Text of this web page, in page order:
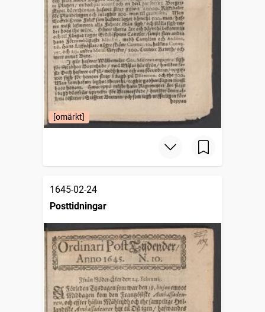
[omärkt]
1645-02-24
Posttidningar